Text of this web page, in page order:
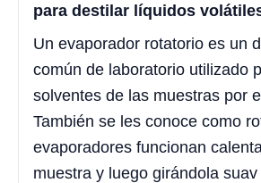
para destilar líquidos
Un evaporador rotatorio es un
común de laboratorio utilizado
solventes de las muestras por
También se les conoce como
evaporadores funcionan
muestra y luego girándola suav